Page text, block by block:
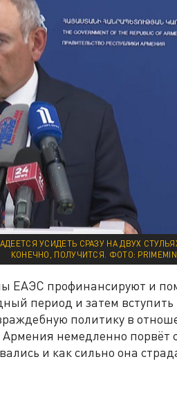
УСИДЕТЬ СРАЗУ НА ДВУХ
КОНЕЧНО, ПОЛУЧИТСЯ. ФОТО:
ЕАЭС профинансируют и
период и затем вступить
политику в
Армения немедленно порвёт
и как сильно она